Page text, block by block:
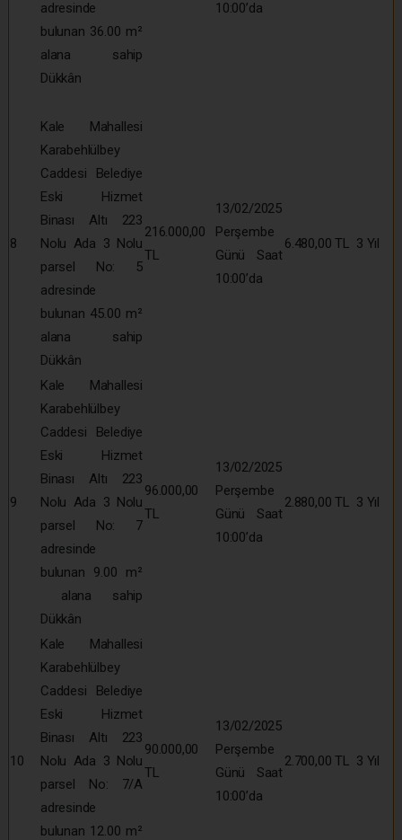
adresinde
bulunan 36.00 m²
alana sahip
Dükkân
10:00’da
8
Kale Mahallesi
Karabehlülbey
Caddesi Belediye
Eski Hizmet
Binası Altı 223
Nolu Ada 3 Nolu
parsel No: 5
adresinde
bulunan 45.00 m²
alana sahip
Dükkân
216.000,00
TL
13/02/2025
Perşembe
Günü Saat
10:00’da
6.480,00 TL 3 Yıl
9
Kale Mahallesi
Karabehlülbey
Caddesi Belediye
Eski Hizmet
Binası Altı 223
Nolu Ada 3 Nolu
parsel No: 7
adresinde
bulunan 9.00 m²
alana sahip
Dükkân
96.000,00
TL
13/02/2025
Perşembe
Günü Saat
10:00’da
2.880,00 TL 3 Yıl
10
Kale Mahallesi
Karabehlülbey
Caddesi Belediye
Eski Hizmet
Binası Altı 223
Nolu Ada 3 Nolu
parsel No: 7/A
adresinde
bulunan 12.00 m²
90.000,00
TL
13/02/2025
Perşembe
Günü Saat
10:00’da
2.700,00 TL 3 Yıl